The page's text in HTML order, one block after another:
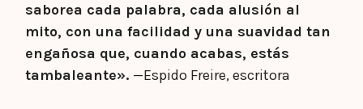
saborea cada palabra, cada alusión al
mito, con una facilidad y una suavidad tan
engañosa que, cuando acabas, estás
tambaleante». —Espido Freire, escritora